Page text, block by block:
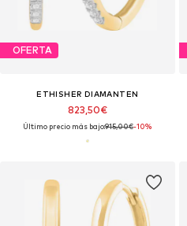
OFERTA
ETHISHER DIAMANTEN
823,50€
Último precio más bajo:915,00€-10%